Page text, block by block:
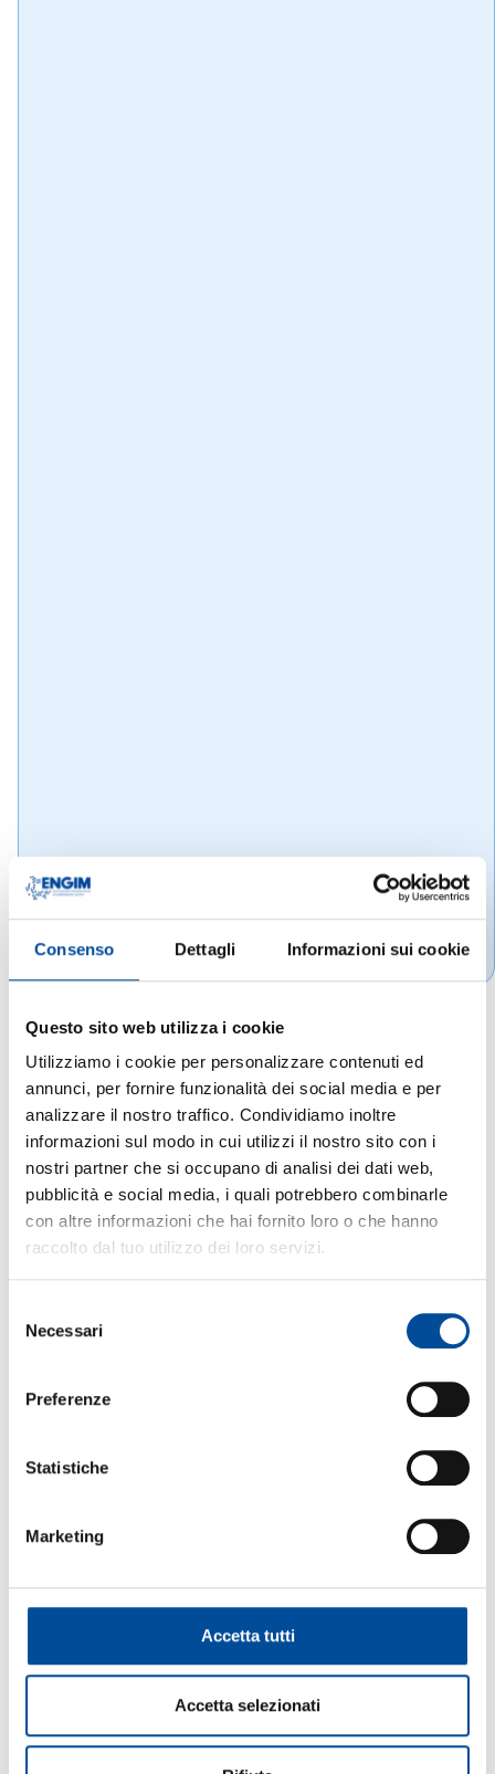
Consenso Dettagli Informazioni sui cookie
Questo sito web utilizza i cookie
Utilizziamo i cookie per personalizzare contenuti ed
annunci, per fornire funzionalità dei social media e per
analizzare il nostro traffico. Condividiamo inoltre
informazioni sul modo in cui utilizzi il nostro sito con i
nostri partner che si occupano di analisi dei dati web,
pubblicità e social media, i quali potrebbero combinarle
con altre informazioni che hai fornito loro o che hanno
raccolto dal tuo utilizzo dei loro servizi.
delNecessari
Preferenze
Statistiche
Marketing
Accetta tutti
Accetta selezionati
LAVORO